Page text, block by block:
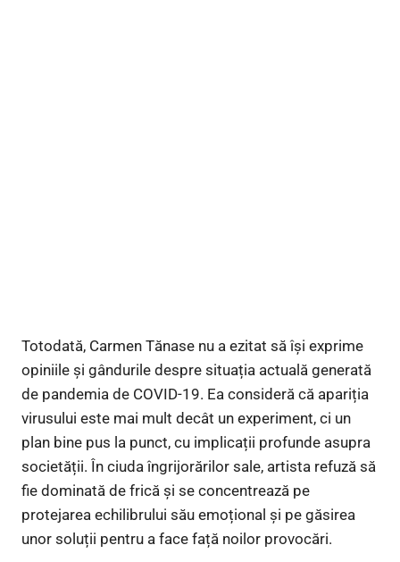
Totodată, Carmen Tănase nu a ezitat să își exprime
opiniile și gândurile despre situația actuală generată
de pandemia de COVID-19. Ea consideră că apariția
virusului este mai mult decât un experiment, ci un
plan bine pus la punct, cu implicații profunde asupra
societății. În ciuda îngrijorărilor sale, artista refuză să
fie dominată de frică și se concentrează pe
protejarea echilibrului său emoțional și pe găsirea
unor soluții pentru a face față noilor provocări.